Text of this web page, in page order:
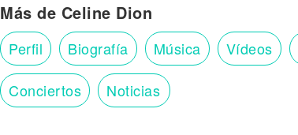
Más de Celine Dion
Perfil Biografía Música Vídeos
Conciertos Noticias